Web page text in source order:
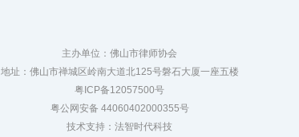
主办单位：佛山市律师协会
地址：佛山市禅城区岭南大道北125号磐石大厦一座五楼
粤ICP备12057500号
粤公网安备 44060402000355号
技术支持：法智时代科技